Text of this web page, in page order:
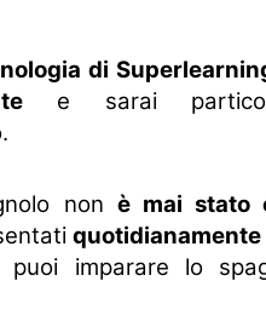
di
e sarai
non è mai stato
quotidianamente
puoi imparare lo